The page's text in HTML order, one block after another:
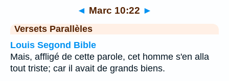
◄ Marc 10:22 ►
Versets Parallèles
Louis Segond Bible
Mais, affligé de cette parole, cet homme s'en alla
tout triste; car il avait de grands biens.